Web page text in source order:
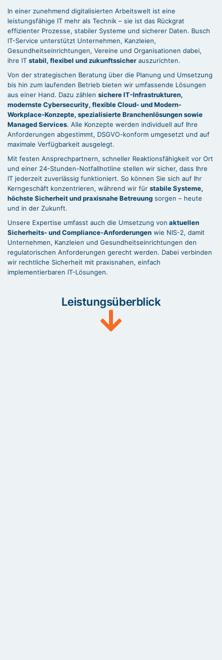
In einer zunehmend digitalisierten Arbeitswelt ist eine
leistungsfähige IT mehr als Technik – sie ist das Rückgrat
effizienter Prozesse, stabiler Systeme und sicherer Daten. Busch
IT-Service unterstützt Unternehmen, Kanzleien,
Gesundheitseinrichtungen, Vereine und Organisationen dabei,
ihre IT stabil, flexibel und zukunftssicher auszurichten.
Von der strategischen Beratung über die Planung und Umsetzung
bis hin zum laufenden Betrieb bieten wir umfassende Lösungen
aus einer Hand. Dazu zählen sichere IT-Infrastrukturen,
modernste Cybersecurity, flexible Cloud- und Modern-
Workplace-Konzepte, spezialisierte Branchenlösungen sowie
Managed Services. Alle Konzepte werden individuell auf Ihre
Anforderungen abgestimmt, DSGVO-konform umgesetzt und auf
maximale Verfügbarkeit ausgelegt.
Mit festen Ansprechpartnern, schneller Reaktionsfähigkeit vor Ort
und einer 24-Stunden-Notfallhotline stellen wir sicher, dass Ihre
IT jederzeit zuverlässig funktioniert. So können Sie sich auf Ihr
Kerngeschäft konzentrieren, während wir für stabile Systeme,
höchste Sicherheit und praxisnahe Betreuung sorgen – heute
und in der Zukunft.
Unsere Expertise umfasst auch die Umsetzung von aktuellen
Sicherheits- und Compliance-Anforderungen wie NIS-2, damit
Unternehmen, Kanzleien und Gesundheitseinrichtungen den
regulatorischen Anforderungen gerecht werden. Dabei verbinden
wir rechtliche Sicherheit mit praxisnahen, einfach
implementierbaren IT-Lösungen.
Leistungsüberblick